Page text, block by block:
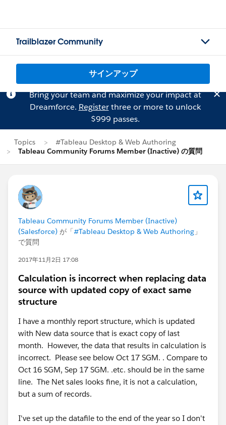
Trailblazer Community
サインアップ
Bring your team and maximize your impact at
Dreamforce. Registerthree or more to unlock
$999 passes.
Topics
#Tableau Desktop & Web Authoring
Tableau Community Forums Member (Inactive) の質問
Tableau Community Forums Member (Inactive)
(Salesforce) が「#Tableau Desktop & Web Authoring 」
で質問
2017年11月2日 17:08
Calculation is incorrect when replacing data
source with updated copy of exact same
structure
I have a monthly report structure, which is updated
with New data source that is exact copy of last
month. However, the data that results in calculation is
incorrect. Please see below Oct 17 SGM. . Compare to
Oct 16 SGM, Sep 17 SGM. .etc. should be in the same
line. The Net sales looks fine, it is not a calculation,
but a sum of records.
I've set up the datafile to the end of the year so I don't